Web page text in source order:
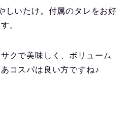
しいたけ。付属のタレをお好
。
クで美味しく、ボリューム
コスパは良い方ですね♪